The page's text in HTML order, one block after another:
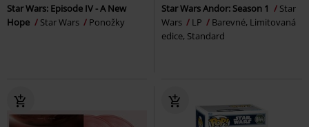
Star Wars: Episode IV - A New
Hope
Star Wars Ponožky
Star Wars Andor: Season 1
Star
Wars
LP
Barevné, Limitovaná
edice, Standard